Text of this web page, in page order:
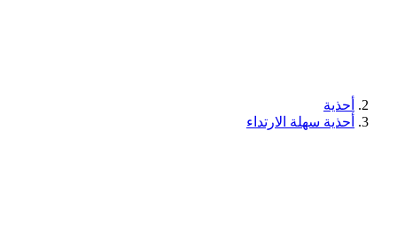
أحذية
أحذية سهلة الارتداء